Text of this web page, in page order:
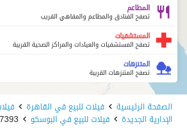
المطاعم
تصفح الفنادق والمطاعم والمقاهي القريب
المستشفيات
تصفح المستشفيات والعيادات والمراكز الصحية القريبة
المتنزهات
تصفح المتنزهات القريبة
الصفحة الرئيسية فيلات للبيع في القاهرة
الإدارية الجديدة فيلات للبيع في البوسكو 67393 -